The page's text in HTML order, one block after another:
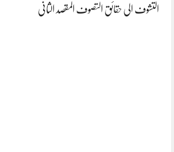
التشوف الی حقائق التصوف المقصد الثانی